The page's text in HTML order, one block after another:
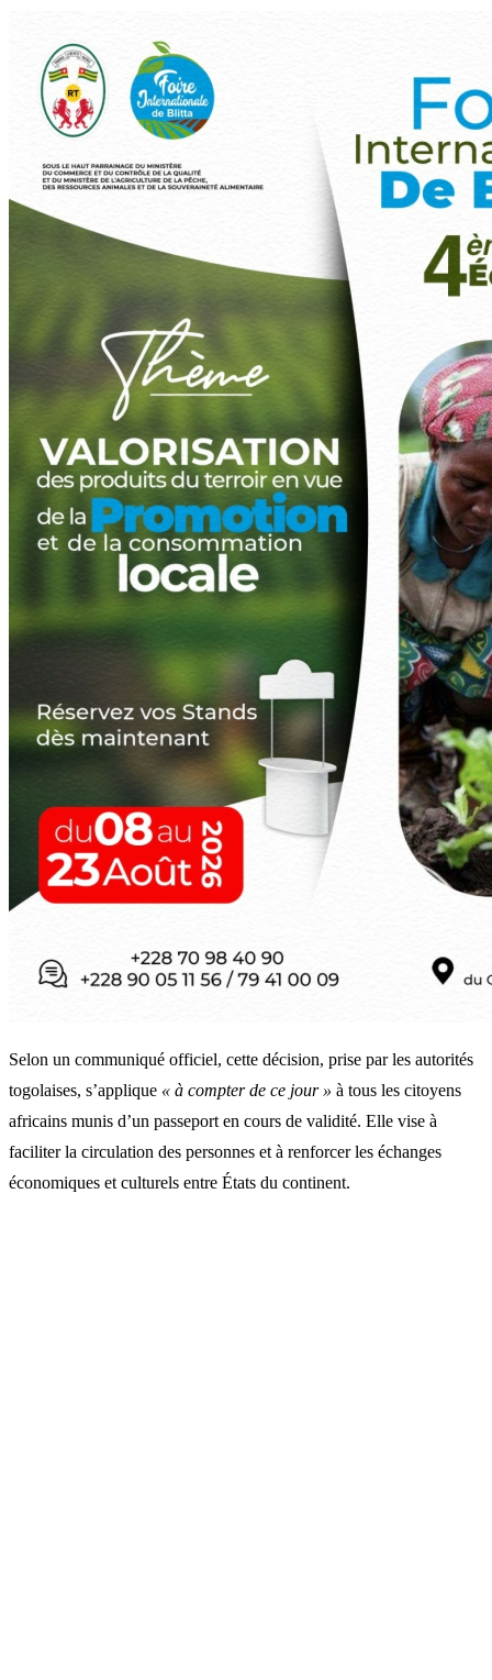
Selon un communiqué officiel, cette décision, prise par les autorités
togolaises, s’applique « à compter de ce jour » à tous les citoyens
africains munis d’un passeport en cours de validité. Elle vise à
faciliter la circulation des personnes et à renforcer les échanges
économiques et culturels entre États du continent.